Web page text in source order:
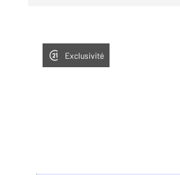
Exclusivité